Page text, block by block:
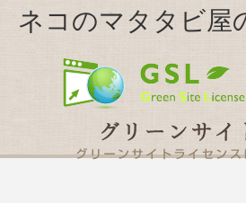
ネコのマタタビ屋